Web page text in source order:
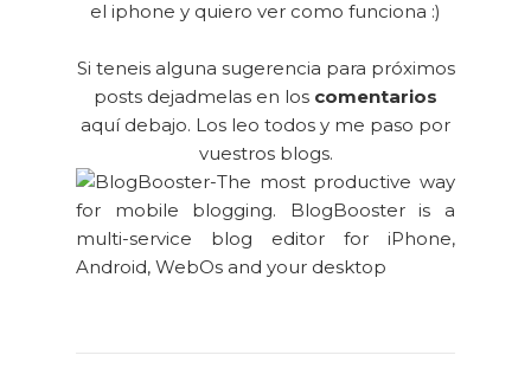
el iphone y quiero ver como funciona :)
Si teneis alguna sugerencia para próximos
posts dejadmelas en los comentarios
aquí debajo. Los leo todos y me paso por
vuestros blogs.